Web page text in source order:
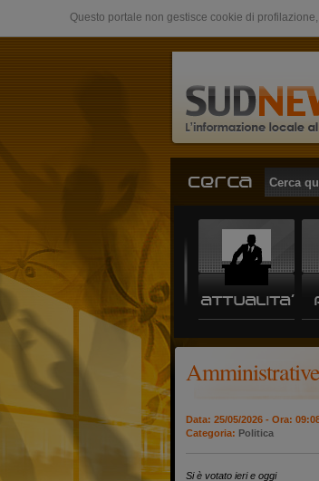
Questo portale non gestisce cookie di
Data: 25/05/2026 - Ora:
Categoria: Politica
Si è votato ieri e oggi